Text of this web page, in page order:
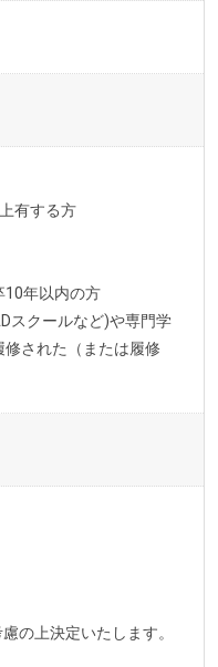
有する方
10年以内の方
スクールなど)や専門学
された（または履修
の上決定いたします。